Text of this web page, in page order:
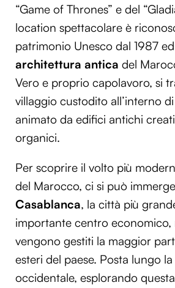
“Game of Thrones” e del
location spettacolare è
patrimonio Unesco dal 1987
architettura antica del
Vero e proprio capolavoro, si
villaggio custodito all’interno
animato da edifici antichi
organici.
Per scoprire il volto più
del Marocco, ci si può
Casablanca, la città più
importante centro
vengono gestiti la maggior
esteri del paese. Posta lungo
occidentale, esplorando